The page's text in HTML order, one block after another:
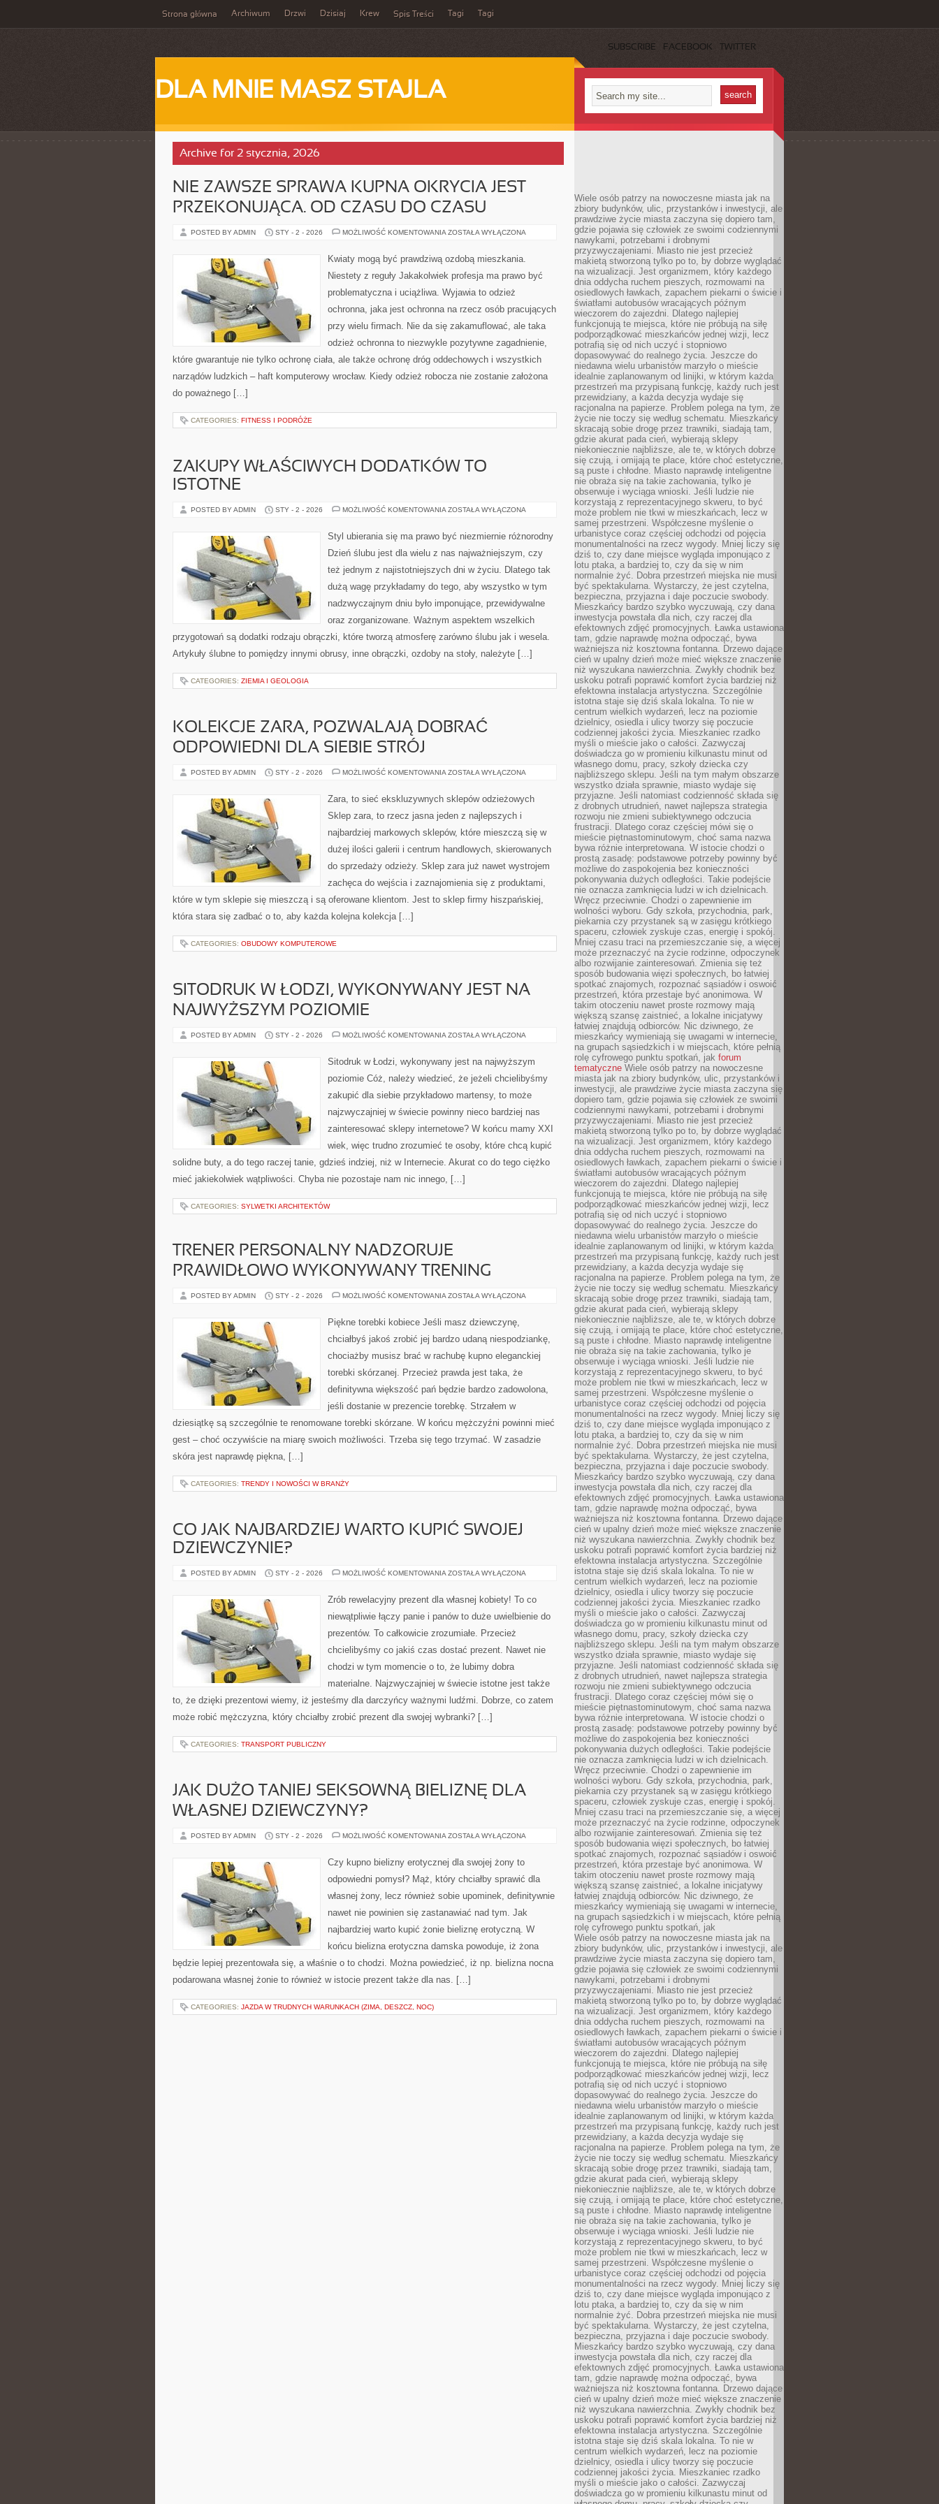
Strona główna Archiwum Drzwi Dzisiaj Krew Spis Treści Tagi Tagi
SUBSCRIBE FACEBOOK TWITTER
DLA MNIE MASZ STAJLA
Archive for 2 stycznia, 2026
NIE ZAWSZE SPRAWA KUPNA OKRYCIA JEST
PRZEKONUJĄCA. OD CZASU DO CZASU
POSTED BY ADMIN STY - 2 - 2026 MOŻLIWOŚĆ KOMENTOWANIA NIE
KUPNA
OKRYCIA
PRZEKONUJĄCA.
CZASU
CZASU
ZOSTAŁA WYŁĄCZONA
Kwiaty mogą być prawdziwą ozdobą mieszkania.
Niestety z reguły Jakakolwiek profesja ma prawo być
problematyczna i uciążliwa. Wyjawia to odzież
ochronna, jaka jest ochronna na rzecz osób pracujących
przy wielu firmach. Nie da się zakamuflować, ale taka
odzież ochronna to niezwykle pozytywne zagadnienie,
które gwarantuje nie tylko ochronę ciała, ale także ochronę dróg oddechowych i wszystkich
narządów ludzkich – haft komputerowy wrocław. Kiedy odzież robocza nie zostanie założona
do poważnego […]
CATEGORIES: FITNESS I PODRÓŻE
ZAKUPY WŁAŚCIWYCH DODATKÓW TO
ISTOTNE
POSTED BY ADMIN STY - 2 - 2026 MOŻLIWOŚĆ KOMENTOWANIA ZAKUPY
TO
ISTOTNE
ZOSTAŁA WYŁĄCZONA
Styl ubierania się ma prawo być niezmiernie różnorodny
Dzień ślubu jest dla wielu z nas najważniejszym, czy
też jednym z najistotniejszych dni w życiu. Dlatego tak
dużą wagę przykładamy do tego, aby wszystko w tym
nadzwyczajnym dniu było imponujące, przewidywalne
oraz zorganizowane. Ważnym aspektem wszelkich
przygotowań są dodatki rodzaju obrączki, które tworzą atmosferę zarówno ślubu jak i wesela.
Artykuły ślubne to pomiędzy innymi obrusy, inne obrączki, ozdoby na stoły, należyte […]
CATEGORIES: ZIEMIA I GEOLOGIA
KOLEKCJE ZARA, POZWALAJĄ DOBRAĆ
ODPOWIEDNI DLA SIEBIE STRÓJ
POSTED BY ADMIN STY - 2 - 2026 MOŻLIWOŚĆ KOMENTOWANIA KOLEKCJE
DOBRAĆ
ODPOWIEDNI
SIEBIE
ZOSTAŁA WYŁĄCZONA
Zara, to sieć ekskluzywnych sklepów odzieżowych
Sklep zara, to rzecz jasna jeden z najlepszych i
najbardziej markowych sklepów, które mieszczą się w
dużej ilości galerii i centrum handlowych, skierowanych
do sprzedaży odzieży. Sklep zara już nawet wystrojem
zachęca do wejścia i zaznajomienia się z produktami,
które w tym sklepie się mieszczą i są oferowane klientom. Jest to sklep firmy hiszpańskiej,
która stara się zadbać o to, aby każda kolejna kolekcja […]
CATEGORIES: OBUDOWY KOMPUTEROWE
SITODRUK W ŁODZI, WYKONYWANY JEST NA
NAJWYŻSZYM POZIOMIE
POSTED BY ADMIN STY - 2 - 2026 MOŻLIWOŚĆ KOMENTOWANIA SITODRUK
WYKONYWANY
JEST
NAJWYŻSZYM
ZOSTAŁA WYŁĄCZONA
Sitodruk w Łodzi, wykonywany jest na najwyższym
poziomie Cóż, należy wiedzieć, że jeżeli chcielibyśmy
zakupić dla siebie przykładowo martensy, to może
najzwyczajniej w świecie powinny nieco bardziej nas
zainteresować sklepy internetowe? W końcu mamy XXI
wiek, więc trudno zrozumieć te osoby, które chcą kupić
solidne buty, a do tego raczej tanie, gdzieś indziej, niż w Internecie. Akurat co do tego ciężko
mieć jakiekolwiek wątpliwości. Chyba nie pozostaje nam nic innego, […]
CATEGORIES: SYLWETKI ARCHITEKTÓW
TRENER PERSONALNY NADZORUJE
PRAWIDŁOWO WYKONYWANY TRENING
POSTED BY ADMIN STY - 2 - 2026 MOŻLIWOŚĆ KOMENTOWANIA TRENER
PRAWIDŁOWO
WYKONYWANY
ZOSTAŁA WYŁĄCZONA
Piękne torebki kobiece Jeśli masz dziewczynę,
chciałbyś jakoś zrobić jej bardzo udaną niespodziankę,
chociażby musisz brać w rachubę kupno eleganckiej
torebki skórzanej. Przecież prawda jest taka, że
definitywna większość pań będzie bardzo zadowolona,
jeśli dostanie w prezencie torebkę. Strzałem w
dziesiątkę są szczególnie te renomowane torebki skórzane. W końcu mężczyźni powinni mieć
gest – choć oczywiście na miarę swoich możliwości. Trzeba się tego trzymać. W zasadzie
skóra jest naprawdę piękna, […]
CATEGORIES: TRENDY I NOWOŚCI W BRANŻY
CO JAK NAJBARDZIEJ WARTO KUPIĆ SWOJEJ
DZIEWCZYNIE?
POSTED BY ADMIN STY - 2 - 2026 MOŻLIWOŚĆ KOMENTOWANIA CO
WARTO
KUPIĆ
DZIEWCZYNIE?
ZOSTAŁA WYŁĄCZONA
Zrób rewelacyjny prezent dla własnej kobiety! To co
niewątpliwie łączy panie i panów to duże uwielbienie do
prezentów. To całkowicie zrozumiałe. Przecież
chcielibyśmy co jakiś czas dostać prezent. Nawet nie
chodzi w tym momencie o to, że lubimy dobra
materialne. Najzwyczajniej w świecie istotne jest także
to, że dzięki prezentowi wiemy, iż jesteśmy dla darczyńcy ważnymi ludźmi. Dobrze, co zatem
może robić mężczyzna, który chciałby zrobić prezent dla swojej wybranki? […]
CATEGORIES: TRANSPORT PUBLICZNY
JAK DUŻO TANIEJ SEKSOWNĄ BIELIZNĘ DLA
WŁASNEJ DZIEWCZYNY?
POSTED BY ADMIN STY - 2 - 2026 MOŻLIWOŚĆ KOMENTOWANIA JAK
SEKSOWNĄ
BIELIZNĘ
WŁASNEJ
ZOSTAŁA WYŁĄCZONA
Czy kupno bielizny erotycznej dla swojej żony to
odpowiedni pomysł? Mąż, który chciałby sprawić dla
własnej żony, lecz również sobie upominek, definitywnie
nawet nie powinien się zastanawiać nad tym. Jak
najbardziej warto kupić żonie bieliznę erotyczną. W
końcu bielizna erotyczna damska powoduje, iż żona
będzie lepiej prezentowała się, a właśnie o to chodzi. Można powiedzieć, iż np. bielizna nocna
podarowana własnej żonie to również w istocie prezent także dla nas. […]
CATEGORIES: JAZDA W TRUDNYCH WARUNKACH (ZIMA, DESZCZ, NOC)
Wiele osób patrzy na nowoczesne miasta jak na
zbiory budynków, ulic, przystanków i inwestycji, ale
prawdziwe życie miasta zaczyna się dopiero tam,
gdzie pojawia się człowiek ze swoimi codziennymi
nawykami, potrzebami i drobnymi
przyzwyczajeniami. Miasto nie jest przecież
makietą stworzoną tylko po to, by dobrze wyglądać
na wizualizacji. Jest organizmem, który każdego
dnia oddycha ruchem pieszych, rozmowami na
osiedlowych ławkach, zapachem piekarni o świcie i
światłami autobusów wracających późnym
wieczorem do zajezdni. Dlatego najlepiej
funkcjonują te miejsca, które nie próbują na siłę
podporządkować mieszkańców jednej wizji, lecz
potrafią się od nich uczyć i stopniowo
dopasowywać do realnego życia. Jeszcze do
niedawna wielu urbanistów marzyło o mieście
idealnie zaplanowanym od linijki, w którym każda
przestrzeń ma przypisaną funkcję, każdy ruch jest
przewidziany, a każda decyzja wydaje się
racjonalna na papierze. Problem polega na tym, że
życie nie toczy się według schematu. Mieszkańcy
skracają sobie drogę przez trawniki, siadają tam,
gdzie akurat pada cień, wybierają sklepy
niekoniecznie najbliższe, ale te, w których dobrze
się czują, i omijają te place, które choć estetyczne,
są puste i chłodne. Miasto naprawdę inteligentne
nie obraża się na takie zachowania, tylko je
obserwuje i wyciąga wnioski. Jeśli ludzie nie
korzystają z reprezentacyjnego skweru, to być
może problem nie tkwi w mieszkańcach, lecz w
samej przestrzeni. Współczesne myślenie o
urbanistyce coraz częściej odchodzi od pojęcia
monumentalności na rzecz wygody. Mniej liczy się
dziś to, czy dane miejsce wygląda imponująco z
lotu ptaka, a bardziej to, czy da się w nim
normalnie żyć. Dobra przestrzeń miejska nie musi
być spektakularna. Wystarczy, że jest czytelna,
bezpieczna, przyjazna i daje poczucie swobody.
Mieszkańcy bardzo szybko wyczuwają, czy dana
inwestycja powstała dla nich, czy raczej dla
efektownych zdjęć promocyjnych. Ławka ustawiona
tam, gdzie naprawdę można odpocząć, bywa
ważniejsza niż kosztowna fontanna. Drzewo dające
cień w upalny dzień może mieć większe znaczenie
niż wyszukana nawierzchnia. Zwykły chodnik bez
uskoku potrafi poprawić komfort życia bardziej niż
efektowna instalacja artystyczna. Szczególnie
istotna staje się dziś skala lokalna. To nie w
centrum wielkich wydarzeń, lecz na poziomie
dzielnicy, osiedla i ulicy tworzy się poczucie
codziennej jakości życia. Mieszkaniec rzadko
myśli o mieście jako o całości. Zazwyczaj
doświadcza go w promieniu kilkunastu minut od
własnego domu, pracy, szkoły dziecka czy
najbliższego sklepu. Jeśli na tym małym obszarze
wszystko działa sprawnie, miasto wydaje się
przyjazne. Jeśli natomiast codzienność składa się
z drobnych utrudnień, nawet najlepsza strategia
rozwoju nie zmieni subiektywnego odczucia
frustracji. Dlatego coraz częściej mówi się o
mieście piętnastominutowym, choć sama nazwa
bywa różnie interpretowana. W istocie chodzi o
prostą zasadę: podstawowe potrzeby powinny być
możliwe do zaspokojenia bez konieczności
pokonywania dużych odległości. Takie podejście
nie oznacza zamknięcia ludzi w ich dzielnicach.
Wręcz przeciwnie. Chodzi o zapewnienie im
wolności wyboru. Gdy szkoła, przychodnia, park,
piekarnia czy przystanek są w zasięgu krótkiego
spaceru, człowiek zyskuje czas, energię i spokój.
Mniej czasu traci na przemieszczanie się, a więcej
może przeznaczyć na życie rodzinne, odpoczynek
albo rozwijanie zainteresowań. Zmienia się też
sposób budowania więzi społecznych, bo łatwiej
spotkać znajomych, rozpoznać sąsiadów i oswoić
przestrzeń, która przestaje być anonimowa. W
takim otoczeniu nawet proste rozmowy mają
większą szansę zaistnieć, a lokalne inicjatywy
łatwiej znajdują odbiorców. Nic dziwnego, że
mieszkańcy wymieniają się uwagami w internecie,
na grupach sąsiedzkich i w miejscach, które pełnią
rolę cyfrowego punktu spotkań, jak forum
tematyczne Wiele osób patrzy na nowoczesne
miasta jak na zbiory budynków, ulic, przystanków i
inwestycji, ale prawdziwe życie miasta zaczyna się
dopiero tam, gdzie pojawia się człowiek ze swoimi
codziennymi nawykami, potrzebami i drobnymi
przyzwyczajeniami. Miasto nie jest przecież
makietą stworzoną tylko po to, by dobrze wyglądać
na wizualizacji. Jest organizmem, który każdego
dnia oddycha ruchem pieszych, rozmowami na
osiedlowych ławkach, zapachem piekarni o świcie i
światłami autobusów wracających późnym
wieczorem do zajezdni. Dlatego najlepiej
funkcjonują te miejsca, które nie próbują na siłę
podporządkować mieszkańców jednej wizji, lecz
potrafią się od nich uczyć i stopniowo
dopasowywać do realnego życia. Jeszcze do
niedawna wielu urbanistów marzyło o mieście
idealnie zaplanowanym od linijki, w którym każda
przestrzeń ma przypisaną funkcję, każdy ruch jest
przewidziany, a każda decyzja wydaje się
racjonalna na papierze. Problem polega na tym, że
życie nie toczy się według schematu. Mieszkańcy
skracają sobie drogę przez trawniki, siadają tam,
gdzie akurat pada cień, wybierają sklepy
niekoniecznie najbliższe, ale te, w których dobrze
się czują, i omijają te place, które choć estetyczne,
są puste i chłodne. Miasto naprawdę inteligentne
nie obraża się na takie zachowania, tylko je
obserwuje i wyciąga wnioski. Jeśli ludzie nie
korzystają z reprezentacyjnego skweru, to być
może problem nie tkwi w mieszkańcach, lecz w
samej przestrzeni. Współczesne myślenie o
urbanistyce coraz częściej odchodzi od pojęcia
monumentalności na rzecz wygody. Mniej liczy się
dziś to, czy dane miejsce wygląda imponująco z
lotu ptaka, a bardziej to, czy da się w nim
normalnie żyć. Dobra przestrzeń miejska nie musi
być spektakularna. Wystarczy, że jest czytelna,
bezpieczna, przyjazna i daje poczucie swobody.
Mieszkańcy bardzo szybko wyczuwają, czy dana
inwestycja powstała dla nich, czy raczej dla
efektownych zdjęć promocyjnych. Ławka ustawiona
tam, gdzie naprawdę można odpocząć, bywa
ważniejsza niż kosztowna fontanna. Drzewo dające
cień w upalny dzień może mieć większe znaczenie
niż wyszukana nawierzchnia. Zwykły chodnik bez
uskoku potrafi poprawić komfort życia bardziej niż
efektowna instalacja artystyczna. Szczególnie
istotna staje się dziś skala lokalna. To nie w
centrum wielkich wydarzeń, lecz na poziomie
dzielnicy, osiedla i ulicy tworzy się poczucie
codziennej jakości życia. Mieszkaniec rzadko
myśli o mieście jako o całości. Zazwyczaj
doświadcza go w promieniu kilkunastu minut od
własnego domu, pracy, szkoły dziecka czy
najbliższego sklepu. Jeśli na tym małym obszarze
wszystko działa sprawnie, miasto wydaje się
przyjazne. Jeśli natomiast codzienność składa się
z drobnych utrudnień, nawet najlepsza strategia
rozwoju nie zmieni subiektywnego odczucia
frustracji. Dlatego coraz częściej mówi się o
mieście piętnastominutowym, choć sama nazwa
bywa różnie interpretowana. W istocie chodzi o
prostą zasadę: podstawowe potrzeby powinny być
możliwe do zaspokojenia bez konieczności
pokonywania dużych odległości. Takie podejście
nie oznacza zamknięcia ludzi w ich dzielnicach.
Wręcz przeciwnie. Chodzi o zapewnienie im
wolności wyboru. Gdy szkoła, przychodnia, park,
piekarnia czy przystanek są w zasięgu krótkiego
spaceru, człowiek zyskuje czas, energię i spokój.
Mniej czasu traci na przemieszczanie się, a więcej
może przeznaczyć na życie rodzinne, odpoczynek
albo rozwijanie zainteresowań. Zmienia się też
sposób budowania więzi społecznych, bo łatwiej
spotkać znajomych, rozpoznać sąsiadów i oswoić
przestrzeń, która przestaje być anonimowa. W
takim otoczeniu nawet proste rozmowy mają
większą szansę zaistnieć, a lokalne inicjatywy
łatwiej znajdują odbiorców. Nic dziwnego, że
mieszkańcy wymieniają się uwagami w internecie,
na grupach sąsiedzkich i w miejscach, które pełnią
rolę cyfrowego punktu spotkań, jak
Wiele osób patrzy na nowoczesne miasta jak na
zbiory budynków, ulic, przystanków i inwestycji, ale
prawdziwe życie miasta zaczyna się dopiero tam,
gdzie pojawia się człowiek ze swoimi codziennymi
nawykami, potrzebami i drobnymi
przyzwyczajeniami. Miasto nie jest przecież
makietą stworzoną tylko po to, by dobrze wyglądać
na wizualizacji. Jest organizmem, który każdego
dnia oddycha ruchem pieszych, rozmowami na
osiedlowych ławkach, zapachem piekarni o świcie i
światłami autobusów wracających późnym
wieczorem do zajezdni. Dlatego najlepiej
funkcjonują te miejsca, które nie próbują na siłę
podporządkować mieszkańców jednej wizji, lecz
potrafią się od nich uczyć i stopniowo
dopasowywać do realnego życia. Jeszcze do
niedawna wielu urbanistów marzyło o mieście
idealnie zaplanowanym od linijki, w którym każda
przestrzeń ma przypisaną funkcję, każdy ruch jest
przewidziany, a każda decyzja wydaje się
racjonalna na papierze. Problem polega na tym, że
życie nie toczy się według schematu. Mieszkańcy
skracają sobie drogę przez trawniki, siadają tam,
gdzie akurat pada cień, wybierają sklepy
niekoniecznie najbliższe, ale te, w których dobrze
się czują, i omijają te place, które choć estetyczne,
są puste i chłodne. Miasto naprawdę inteligentne
nie obraża się na takie zachowania, tylko je
obserwuje i wyciąga wnioski. Jeśli ludzie nie
korzystają z reprezentacyjnego skweru, to być
może problem nie tkwi w mieszkańcach, lecz w
samej przestrzeni. Współczesne myślenie o
urbanistyce coraz częściej odchodzi od pojęcia
monumentalności na rzecz wygody. Mniej liczy się
dziś to, czy dane miejsce wygląda imponująco z
lotu ptaka, a bardziej to, czy da się w nim
normalnie żyć. Dobra przestrzeń miejska nie musi
być spektakularna. Wystarczy, że jest czytelna,
bezpieczna, przyjazna i daje poczucie swobody.
Mieszkańcy bardzo szybko wyczuwają, czy dana
inwestycja powstała dla nich, czy raczej dla
efektownych zdjęć promocyjnych. Ławka ustawiona
tam, gdzie naprawdę można odpocząć, bywa
ważniejsza niż kosztowna fontanna. Drzewo dające
cień w upalny dzień może mieć większe znaczenie
niż wyszukana nawierzchnia. Zwykły chodnik bez
uskoku potrafi poprawić komfort życia bardziej niż
efektowna instalacja artystyczna. Szczególnie
istotna staje się dziś skala lokalna. To nie w
centrum wielkich wydarzeń, lecz na poziomie
dzielnicy, osiedla i ulicy tworzy się poczucie
codziennej jakości życia. Mieszkaniec rzadko
myśli o mieście jako o całości. Zazwyczaj
doświadcza go w promieniu kilkunastu minut od